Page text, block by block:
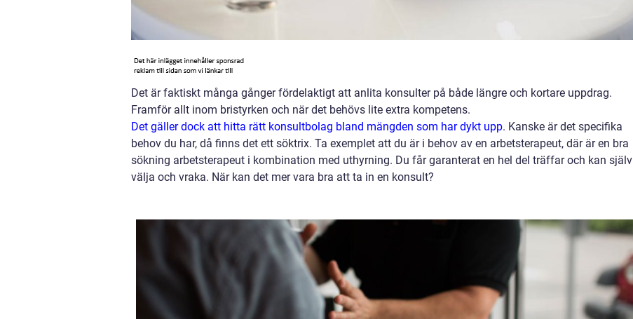
Det är faktiskt många gånger fördelaktigt att anlita konsulter på både längre och kortare uppdrag.
Framför allt inom bristyrken och när det behövs lite extra kompetens.
Det gäller dock att hitta rätt konsultbolag bland mängden som har dykt upp. Kanske är det specifika
behov du har, då finns det ett söktrix. Ta exemplet att du är i behov av en arbetsterapeut, där är en bra
sökning arbetsterapeut i kombination med uthyrning. Du får garanterat en hel del träffar och kan själv
välja och vraka. När kan det mer vara bra att ta in en konsult?